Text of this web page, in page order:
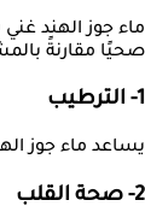
ماء جوز الهند
صحيًا مقارنةً
1- الترطيب
يساعد ماء جوز
2- صحة القلب